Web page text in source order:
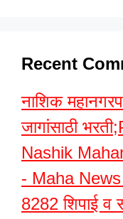
Recent
नाशिक
जागांसाठी
Nashik
- Maha
8282 शिपाई व